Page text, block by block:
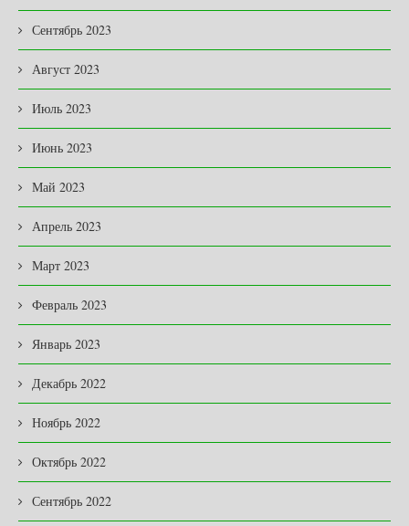
Сентябрь 2023
Август 2023
Июль 2023
Июнь 2023
Май 2023
Апрель 2023
Март 2023
Февраль 2023
Январь 2023
Декабрь 2022
Ноябрь 2022
Октябрь 2022
Сентябрь 2022